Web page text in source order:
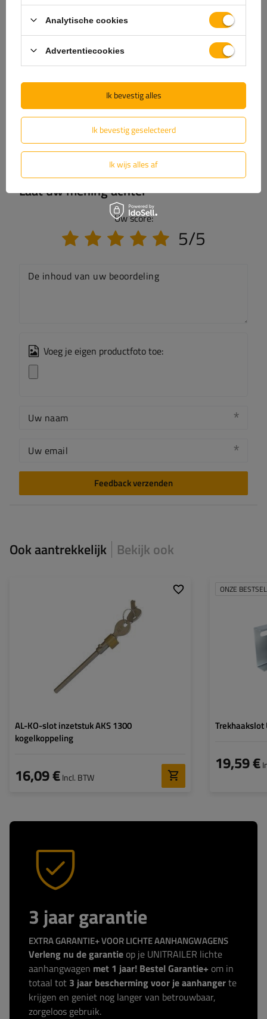
Levering
Downloadbare bestanden(2)
Beoordelingen(0)
Laat uw mening achter
Uw score:
5/5
De inhoud van uw beoordeling
Voeg je eigen productfoto toe:
Uw naam
Uw email
Feedback verzenden
Ook aantrekkelijk Bekijk ook
AL-KO-slot inzetstuk AKS 1300
kogelkoppeling
16,09 €Incl. BTW
ONZE
Trekhaakslot
19,59 €
3 jaar garantie
EXTRA GARANTIE+ VOOR LICHTE AANHANGWAGENS
Verleng nu de garantie op je UNITRAILER lichte
aanhangwagen met 1 jaar! Bestel Garantie+ om in
totaal tot 3 jaar bescherming voor je aanhangerte
krijgen en geniet nog langer van betrouwbaar,
zorgeloos gebruik.
Analytische cookies
Advertentiecookies
Ik bevestig geselecteerd
Ik wijs alles af
Ik bevestig alles